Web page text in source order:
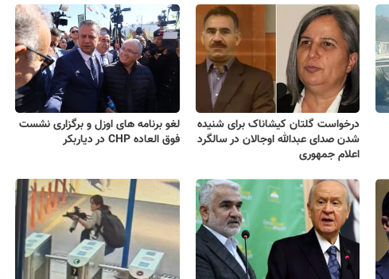
درخواست گلتان کیشاناک برای شنیده
شدن صدای عبدالله اوجالان در سالگرد
اعلام جمهوری
لغو برنامه های اوزل و برگزاری نشست
فوق العاده CHP در دیاربکر